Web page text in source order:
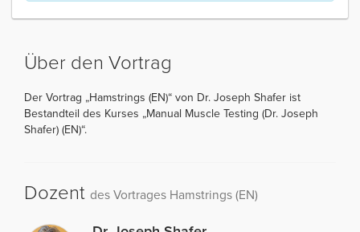
Über den Vortrag
Der Vortrag „Hamstrings (EN)“ von Dr. Joseph Shafer ist
Bestandteil des Kurses „Manual Muscle Testing (Dr. Joseph
Shafer) (EN)“.
Dozent des Vortrages Hamstrings (EN)